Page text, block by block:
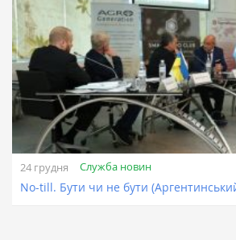
24 грудня Служба новин
No-till. Бути чи не бути